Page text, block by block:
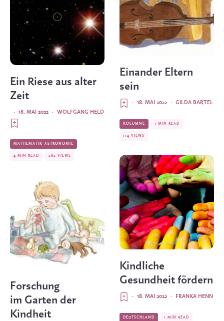
Ein Riese aus alter
Zeit
WOLFGANG HELD
·
18. MAI 2022
·
MATHEMATIK-ASTRONOMIE
4 MIN READ 282 VIEWS
Forschung
im Garten der
Kindheit
Einander Eltern
sein
GILDA BARTEL
·
18. MAI 2022
·
KOLUMNE 1 MIN READ
114 VIEWS
Kindliche
Gesundheit fördern
FRANKA HENN
·
18. MAI 2022
·
DEUTSCHLAND 1 MIN READ